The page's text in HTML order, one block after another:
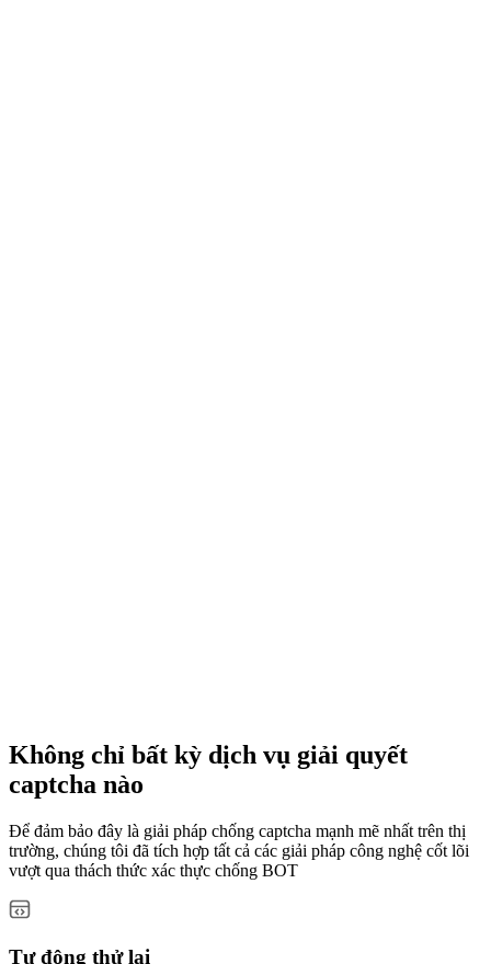
Không chỉ bất kỳ dịch vụ giải quyết
captcha nào
Để đảm bảo đây là giải pháp chống captcha mạnh mẽ nhất trên thị
trường, chúng tôi đã tích hợp tất cả các giải pháp công nghệ cốt lõi
vượt qua thách thức xác thực chống BOT
Tự động thử lại